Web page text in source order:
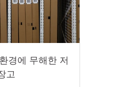
경에 무해한 저
고